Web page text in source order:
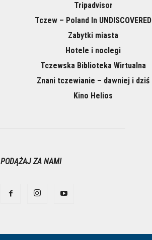
Tripadvisor
Tczew – Poland In UNDISCOVERED
Zabytki miasta
Hotele i noclegi
Tczewska Biblioteka Wirtualna
Znani tczewianie – dawniej i dziś
Kino Helios
PODĄŻAJ ZA NAMI